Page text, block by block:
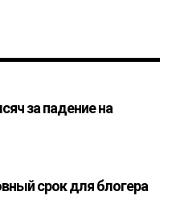
за падение на
срок для блогера